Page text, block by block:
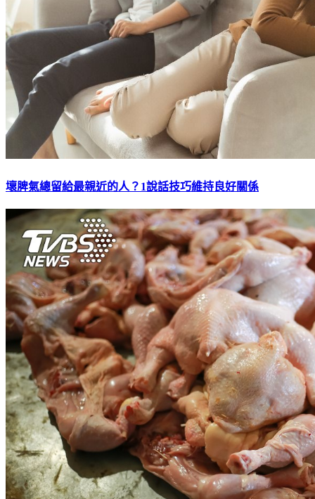
壞脾氣總留給最親近的人？1說話技巧維持良好關係